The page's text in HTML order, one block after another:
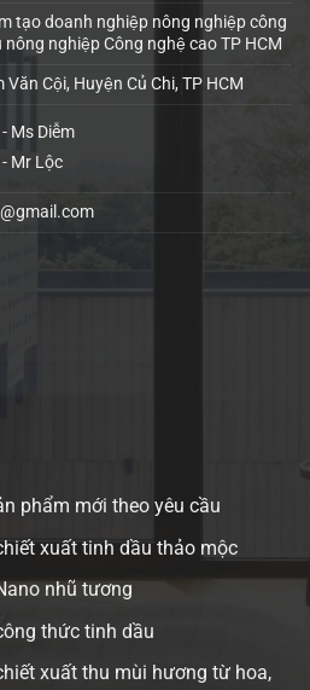
tạo doanh nghiệp nông nghiệp công
nông nghiệp Công nghệ cao TP HCM
Văn Cội, Huyện Củ Chi, TP HCM
Ms Diễm
Mr Lộc
phẩm mới theo yêu cầu
xuất tinh dầu thảo mộc
nhũ tương
thức tinh dầu
xuất thu mùi hương từ hoa,